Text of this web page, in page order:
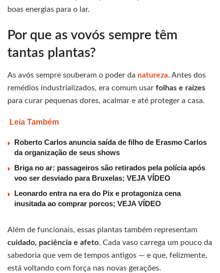
boas energias para o lar.
Por que as vovós sempre têm
tantas plantas?
As avós sempre souberam o poder da natureza. Antes dos
remédios industrializados, era comum usar folhas e raízes
para curar pequenas dores, acalmar e até proteger a casa.
Leia Também
Roberto Carlos anuncia saída de filho de Erasmo Carlos
da organização de seus shows
Briga no ar: passageiros são retirados pela polícia após
voo ser desviado para Bruxelas; VEJA VÍDEO
Leonardo entra na era do Pix e protagoniza cena
inusitada ao comprar porcos; VEJA VÍDEO
Além de funcionais, essas plantas também representam
cuidado, paciência e afeto. Cada vaso carrega um pouco da
sabedoria que vem de tempos antigos — e que, felizmente,
está voltando com força nas novas gerações.